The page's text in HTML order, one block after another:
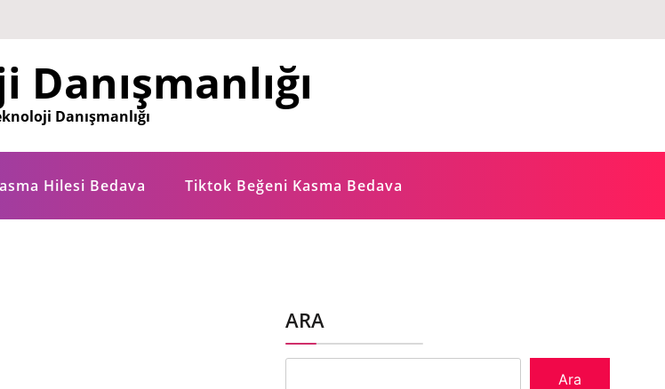
Danışmanlığı
Hilesi Bedava Tiktok Beğeni Kasma Bedava
ARA
Ara